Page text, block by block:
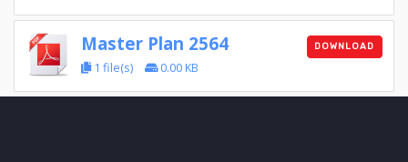
Master Plan 2564
1 file(s) 0.00 KB
DOWNLOAD